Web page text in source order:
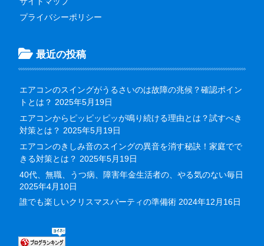
プライバシーポリシー
最近の投稿
エアコンのスイングがうるさいのは故障の兆候？確認ポイン
トとは？ 2025年5月19日
エアコンからピッピッピッが鳴り続ける理由とは？試すべき
対策とは？ 2025年5月19日
エアコンのきしみ音のスイングの異音を消す秘訣！家庭でで
きる対策とは？ 2025年5月19日
40代、無職、うつ病、障害年金生活者の、やる気のない毎日
2025年4月10日
誰でも楽しいクリスマスパーティの準備術 2024年12月16日